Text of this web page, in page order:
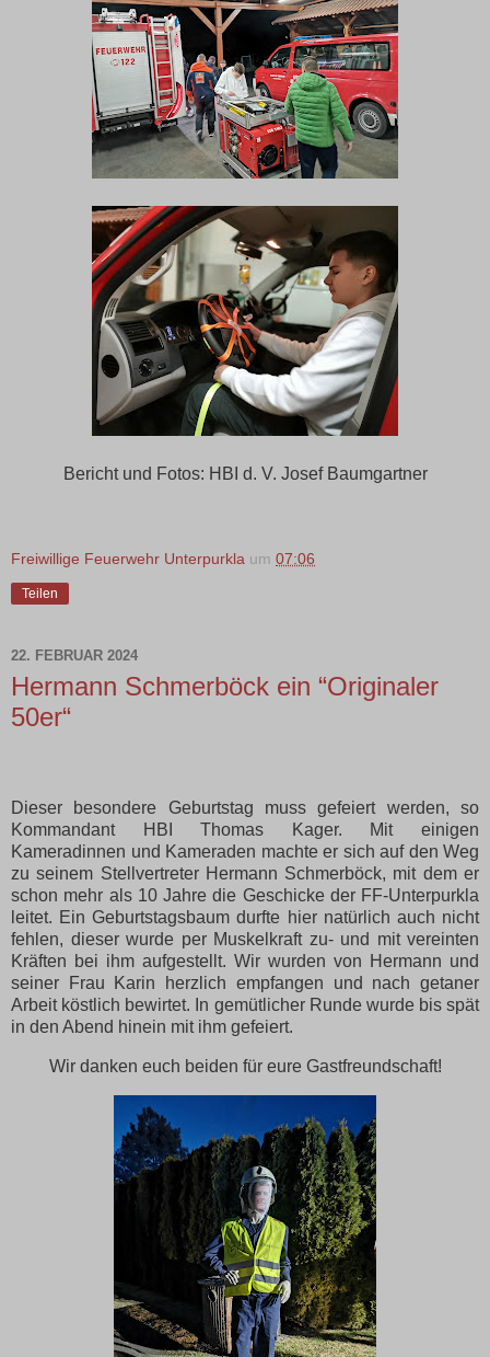
Bericht und Fotos: HBI d. V. Josef Baumgartner
Freiwillige Feuerwehr Unterpurkla um 07:06
Teilen
22. FEBRUAR 2024
Hermann Schmerböck ein “Originaler
50er“
Dieser besondere Geburtstag muss gefeiert werden, so
Kommandant HBI Thomas Kager. Mit einigen
Kameradinnen und Kameraden machte er sich auf den Weg
zu seinem Stellvertreter Hermann Schmerböck, mit dem er
schon mehr als 10 Jahre die Geschicke der FF-Unterpurkla
leitet. Ein Geburtstagsbaum durfte hier natürlich auch nicht
fehlen, dieser wurde per Muskelkraft zu- und mit vereinten
Kräften bei ihm aufgestellt. Wir wurden von Hermann und
seiner Frau Karin herzlich empfangen und nach getaner
Arbeit köstlich bewirtet. In gemütlicher Runde wurde bis spät
in den Abend hinein mit ihm gefeiert.
Wir danken euch beiden für eure Gastfreundschaft!